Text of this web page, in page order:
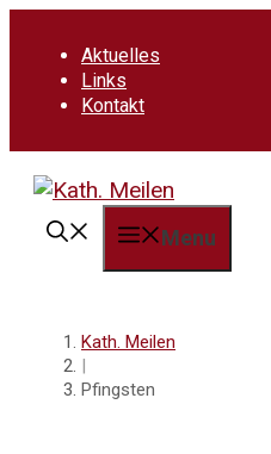
Inhalt
Aktuelles
Links
Kontakt
Menu
Kath. Meilen
|
Pfingsten